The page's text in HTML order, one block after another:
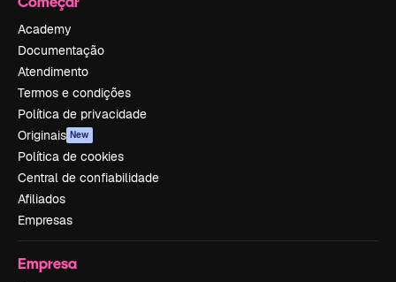
Academy
Documentação
Atendimento
Termos e condições
Política de privacidade
Originais New
Política de cookies
Central de confiabilidade
Afiliados
Empresas
Empresa